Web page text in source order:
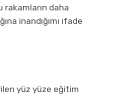
rakamların daha
inandığımı ifade
yüz yüze eğitim